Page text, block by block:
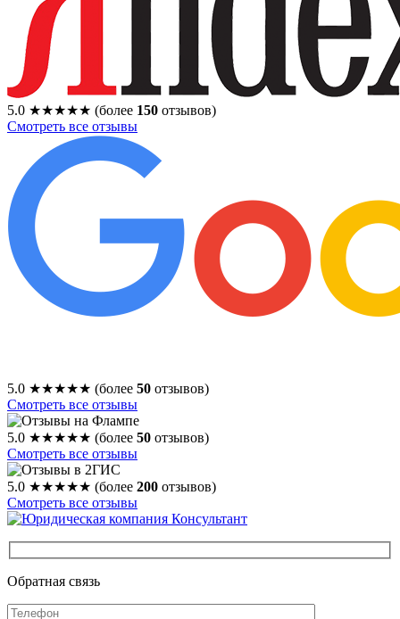
5.0 ★★★★★ (более 150 отзывов)
Смотреть все отзывы
5.0 ★★★★★ (более 50 отзывов)
Смотреть все отзывы
5.0 ★★★★★ (более 50 отзывов)
Смотреть все отзывы
5.0 ★★★★★ (более 200 отзывов)
Смотреть все отзывы
Обратная связь